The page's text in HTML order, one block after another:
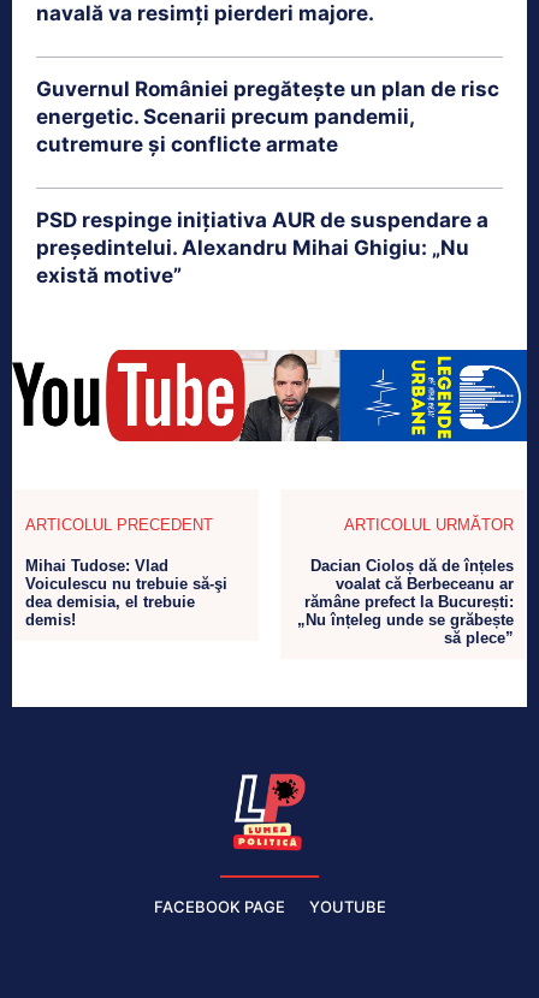
navală va resimți pierderi majore.
Guvernul României pregătește un plan de risc
energetic. Scenarii precum pandemii,
cutremure și conflicte armate
PSD respinge inițiativa AUR de suspendare a
președintelui. Alexandru Mihai Ghigiu: „Nu
există motive”
ARTICOLUL PRECEDENT
Mihai Tudose: Vlad
Voiculescu nu trebuie să-şi
dea demisia, el trebuie
demis!
ARTICOLUL URMĂTOR
Dacian Cioloș dă de înțeles
voalat că Berbeceanu ar
rămâne prefect la București:
„Nu înțeleg unde se grăbește
să plece”
FACEBOOK PAGE YOUTUBE